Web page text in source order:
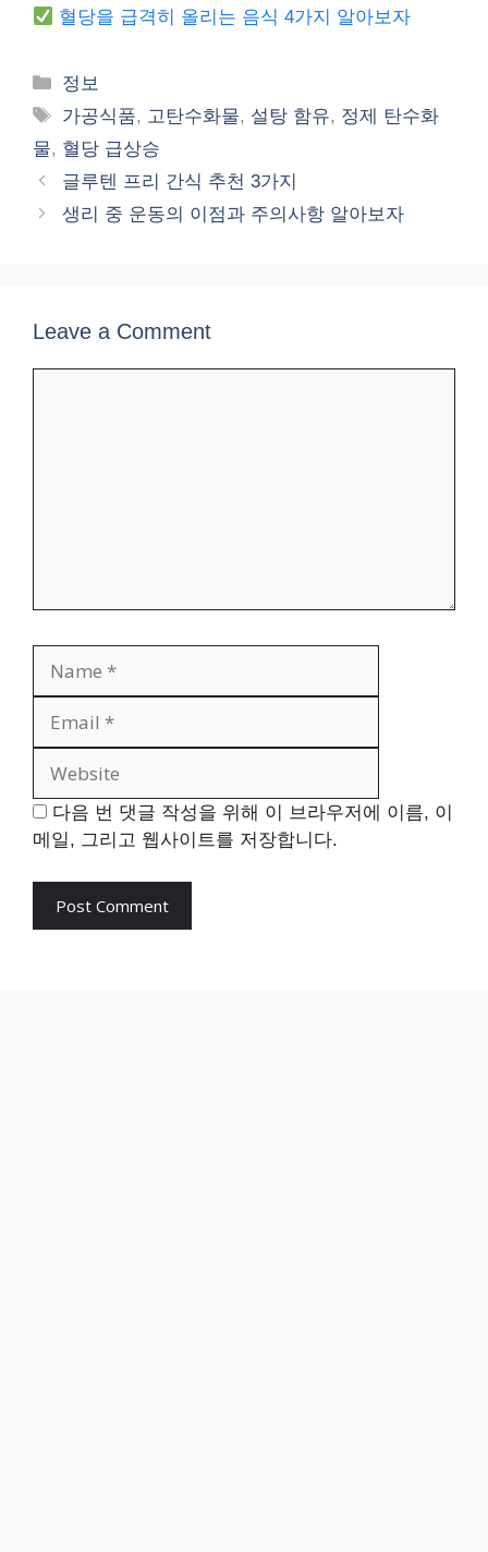
혈당을 급격히 올리는 음식 4가지 알아보자
Categories
정보
Tags
가공식품, 고탄수화물, 설탕 함유, 정제 탄수화
물, 혈당 급상승
글루텐 프리 간식 추천 3가지
생리 중 운동의 이점과 주의사항 알아보자
Leave a Comment
다음 번 댓글 작성을 위해 이 브라우저에 이름, 이
메일, 그리고 웹사이트를 저장합니다.